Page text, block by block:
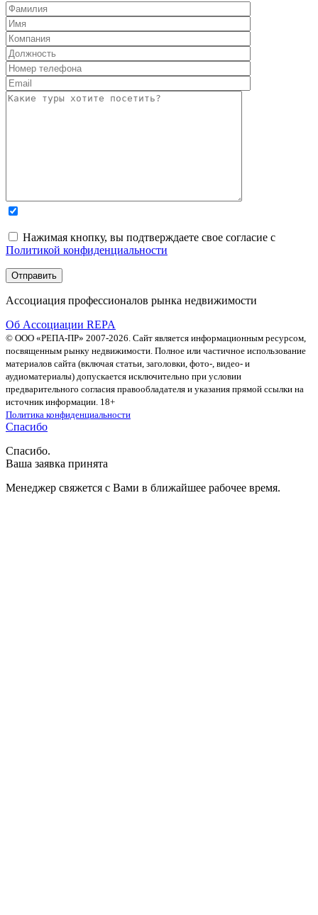
Нажимая кнопку, вы подтверждаете свое согласие с
Политикой конфиденциальности
Ассоциация профессионалов рынка недвижимости
Об Ассоциации REPA
© ООО «РЕПА-ПР» 2007-2026. Сайт является информационным ресурсом,
посвященным рынку недвижимости. Полное или частичное использование
материалов сайта (включая статьи, заголовки, фото-, видео- и
аудиоматериалы) допускается исключительно при условии
предварительного согласия правообладателя и указания прямой ссылки на
источник информации. 18+
Политика конфиденциальности
Спасибо
Спасибо.
Ваша заявка принята
Менеджер свяжется с Вами в ближайшее рабочее время.